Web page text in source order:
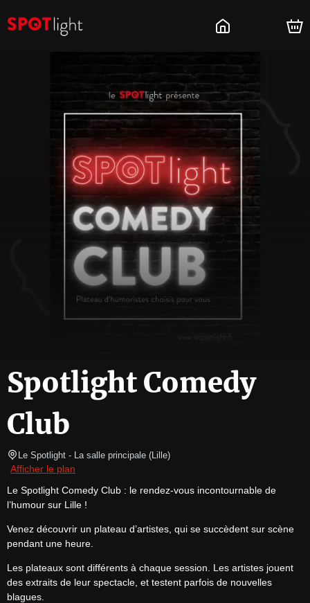
Spotlight Comedy
Club
Le Spotlight - La salle principale (Lille)
Afficher le plan
Le Spotlight Comedy Club : le rendez-vous incontournable de
l’humour sur Lille !
Venez découvrir un plateau d’artistes, qui se succèdent sur scène
pendant une heure.
Les plateaux sont différents à chaque session. Les artistes jouent
des extraits de leur spectacle, et testent parfois de nouvelles
blagues.